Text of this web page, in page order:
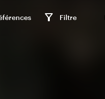
Filtre
filter_alt